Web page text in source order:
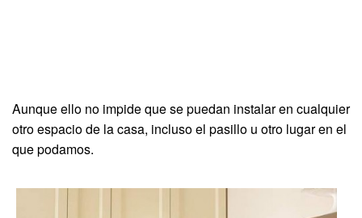
Aunque ello no impide que se puedan instalar en cualquier
otro espacio de la casa, incluso el pasillo u otro lugar en el
que podamos.